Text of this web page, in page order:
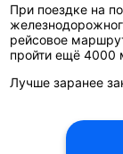
При поездке на
рейсовое
пройти ещё 4000
Лучше заранее